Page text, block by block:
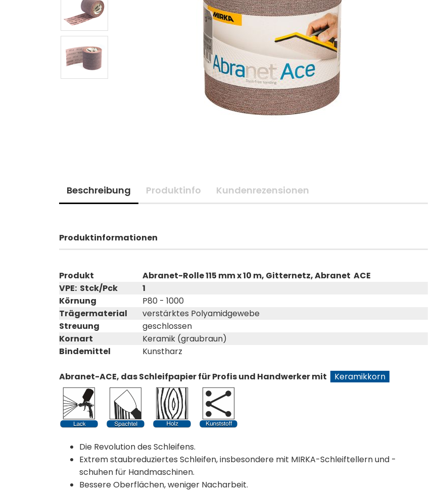
Beschreibung Produktinfo Kundenrezensionen
Produkt Abranet-Rolle 115 mm x 10 m, Gitternetz, Abranet ACE
Produktinformationen
VPE: Stck/Pck
1
Körnung
P80 - 1000
Trägermaterial
verstärktes Polyamidgewebe
Streuung
geschlossen
Kornart
Keramik (graubraun)
Bindemittel
Kunstharz
Abranet-ACE, das Schleifpapier für Profis und Handwerker mit Keramikkorn
Die Revolution des Schleifens.
Extrem staubreduziertes Schleifen, insbesondere mit MIRKA-Schleiftellern und -
schuhen für Handmaschinen.
Bessere Oberflächen, weniger Nacharbeit.